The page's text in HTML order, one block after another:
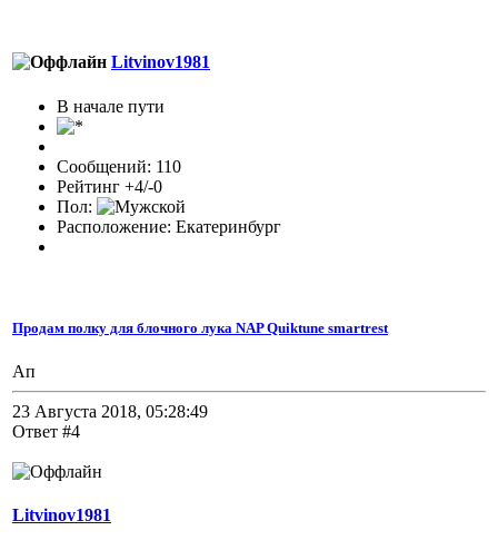
Litvinov1981
В начале пути
Сообщений: 110
Рейтинг +4/-0
Пол:
Расположение: Екатеринбург
Продам полку для блочного лука NAP Quiktune smartrest
Ап
23 Августа 2018, 05:28:49
Ответ #4
Litvinov1981